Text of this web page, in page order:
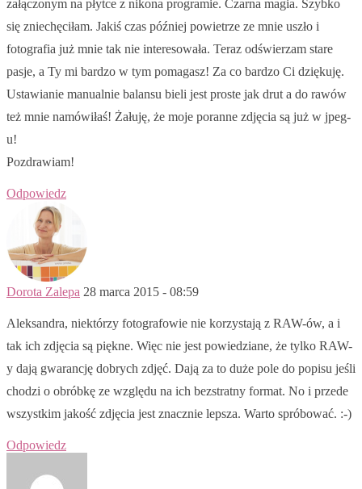
załączonym na płytce z nikona programie. Czarna magia. Szybko
się zniechęciłam. Jakiś czas później powietrze ze mnie uszło i
fotografia już mnie tak nie interesowała. Teraz odświerzam stare
pasje, a Ty mi bardzo w tym pomagasz! Za co bardzo Ci dziękuję.
Ustawianie manualnie balansu bieli jest proste jak drut a do rawów
też mnie namówiłaś! Żałuję, że moje poranne zdjęcia są już w jpeg-
u!
Pozdrawiam!
Odpowiedz
Dorota Zalepa 28 marca 2015 - 08:59
Aleksandra, niektórzy fotografowie nie korzystają z RAW-ów, a i
tak ich zdjęcia są piękne. Więc nie jest powiedziane, że tylko RAW-
y dają gwarancję dobrych zdjęć. Dają za to duże pole do popisu jeśli
chodzi o obróbkę ze względu na ich bezstratny format. No i przede
wszystkim jakość zdjęcia jest znacznie lepsza. Warto spróbować. :-)
Odpowiedz